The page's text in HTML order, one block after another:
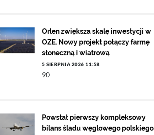
Orlen zwiększa skalę inwestycji w
OZE. Nowy projekt połączy farmę
słoneczną i wiatrową
5 SIERPNIA 2026 11:58
90
Powstał pierwszy kompleksowy
bilans śladu węglowego polskiego